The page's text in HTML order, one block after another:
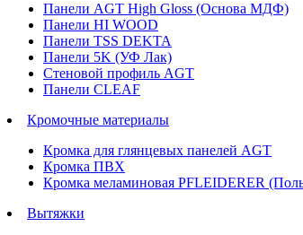
Панели AGT High Gloss (Основа МДФ)
Панели HI WOOD
Панели TSS DEKTA
Панели 5K (УФ Лак)
Стеновой профиль AGT
Панели CLEAF
Кромочные материалы
Кромка для глянцевых панелей AGT
Кромка ПВХ
Кромка меламиновая PFLEIDERER
Вытяжки